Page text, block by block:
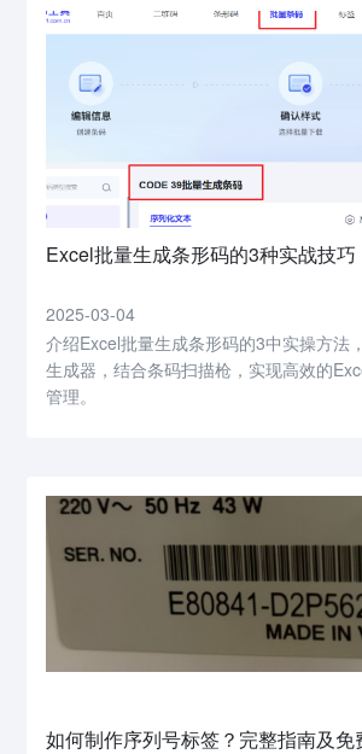
Excel批量生成条形码的3种实战技巧
2025-03-04
介绍Excel批量生成条形码的3中实操方法
生成器，结合条码扫描枪，实现高效的
管理。
如何制作序列号标签？完整指南及